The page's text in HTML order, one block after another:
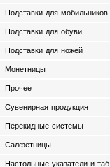
Подставки для мобильников
Подставки для обуви
Подставки для ножей
Монетницы
Прочее
Сувенирная продукция
Перекидные системы
Салфетницы
Настольные указатели и